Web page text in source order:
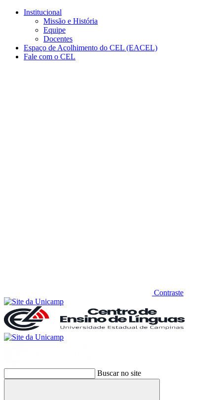
Conteúdo principal
Institucional
Missão e História
Equipe
Docentes
Espaço de Acolhimento do CEL (EACEL)
Fale com o CEL
Contraste
Buscar no site